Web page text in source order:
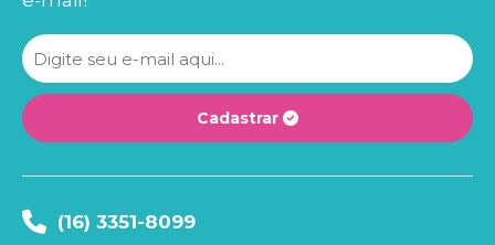
Cadastrar
(16) 3351-8099